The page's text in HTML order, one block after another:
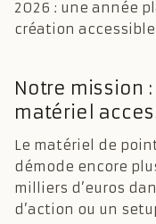
2026 : une année
création
Notre mission
matériel
Le matériel de
démode encore
milliers d’euros
d’action ou un